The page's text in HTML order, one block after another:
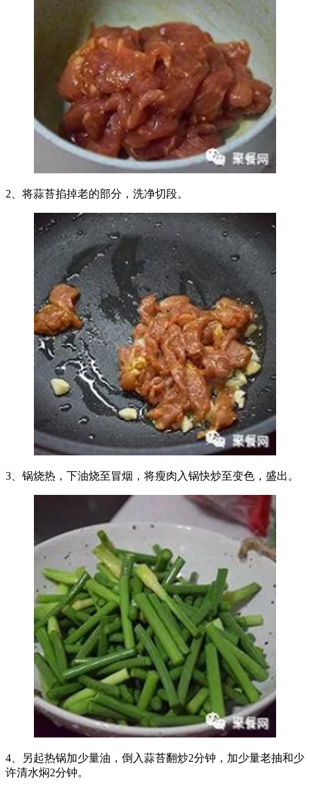
2、将蒜苔掐掉老的部分，洗净切段。
3、锅烧热，下油烧至冒烟，将瘦肉入锅快炒至变色，盛出。
4、另起热锅加少量油，倒入蒜苔翻炒2分钟，加少量老抽和少
许清水焖2分钟。